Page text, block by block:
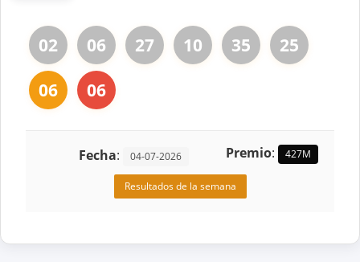
02 06 27 10 35
25
06
06
Fecha: 04-07-2026 Premio: 427M
Resultados de la semana